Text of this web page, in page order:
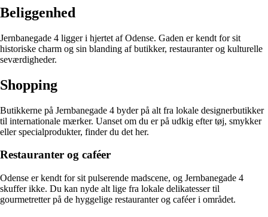
Beliggenhed
Jernbanegade 4 ligger i hjertet af Odense. Gaden er kendt for sit
historiske charm og sin blanding af butikker, restauranter og kulturelle
seværdigheder.
Shopping
Butikkerne på Jernbanegade 4 byder på alt fra lokale designerbutikker
til internationale mærker. Uanset om du er på udkig efter tøj, smykker
eller specialprodukter, finder du det her.
Restauranter og caféer
Odense er kendt for sit pulserende madscene, og Jernbanegade 4
skuffer ikke. Du kan nyde alt lige fra lokale delikatesser til
gourmetretter på de hyggelige restauranter og caféer i området.